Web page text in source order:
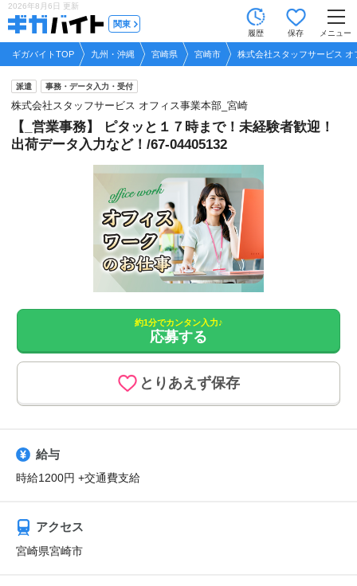
2026年8月6日 更新
関東
履歴 保存 メニュー
ギガバイトTOP 九州・沖縄 宮崎県 宮崎市 株式会社スタッフサービス
派遣 事務・データ入力・受付
株式会社スタッフサービス オフィス事業本部_宮崎
【_営業事務】 ピタッと１７時まで！未経験者歓迎！
出荷データ入力など！/67-04405132
約1分でカンタン入力♪
応募する
とりあえず保存
給与
時給1200円 +交通費支給
アクセス
宮崎県宮崎市